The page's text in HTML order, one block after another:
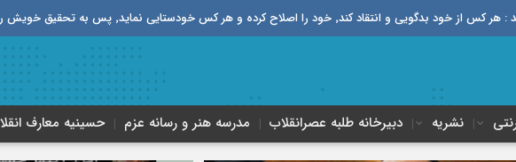
خود را اصلاح کرده و هر کس خودستایی نماید٬ پس به تحقیق خویش را تباه نموده است.
نشریه دبیرخانه طلبه‌ عصر‌انقلاب مدرسه هنر و رسانه عزم حسینیه معارف